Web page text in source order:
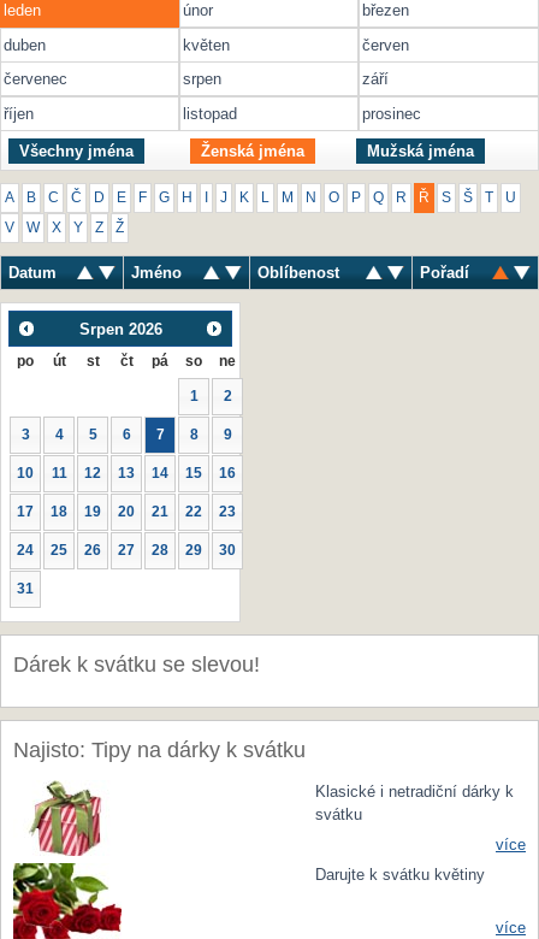
leden únor
březen
duben
květen
červen
červenec
srpen
září
říjen
listopad prosinec
Všechny jména Ženská jména Mužská jména
A B C Č D E F G H J K M N O P Q R Ř S Š U
V W X Y Z Ž
Datum Jméno Oblíbenost Pořadí
Srpen 2026
po út st čt pá so ne
1 2
3 4 5 6 7 8 9
10 11 12 13 14 15 16
17 18 19 20 21 22 23
24 25 26 27 28 29 30
31
Dárek k svátku se slevou!
Najisto: Tipy na dárky k svátku
Klasické i netradiční dárky k
svátku
více
Darujte k svátku květiny
více